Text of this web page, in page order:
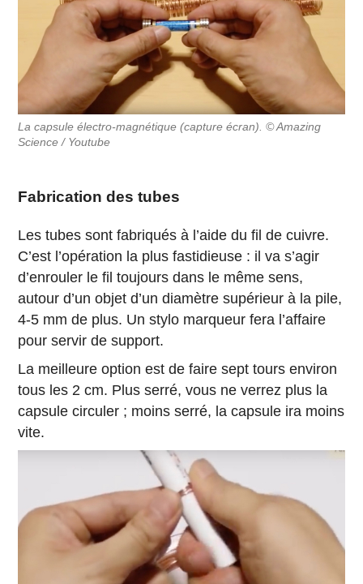
La capsule électro-magnétique (capture écran). © Amazing
Science / Youtube
Fabrication des tubes
Les tubes sont fabriqués à l’aide du fil de cuivre.
C’est l’opération la plus fastidieuse : il va s’agir
d’enrouler le fil toujours dans le même sens,
autour d’un objet d’un diamètre supérieur à la pile,
4-5 mm de plus. Un stylo marqueur fera l’affaire
pour servir de support.
La meilleure option est de faire sept tours environ
tous les 2 cm. Plus serré, vous ne verrez plus la
capsule circuler ; moins serré, la capsule ira moins
vite.